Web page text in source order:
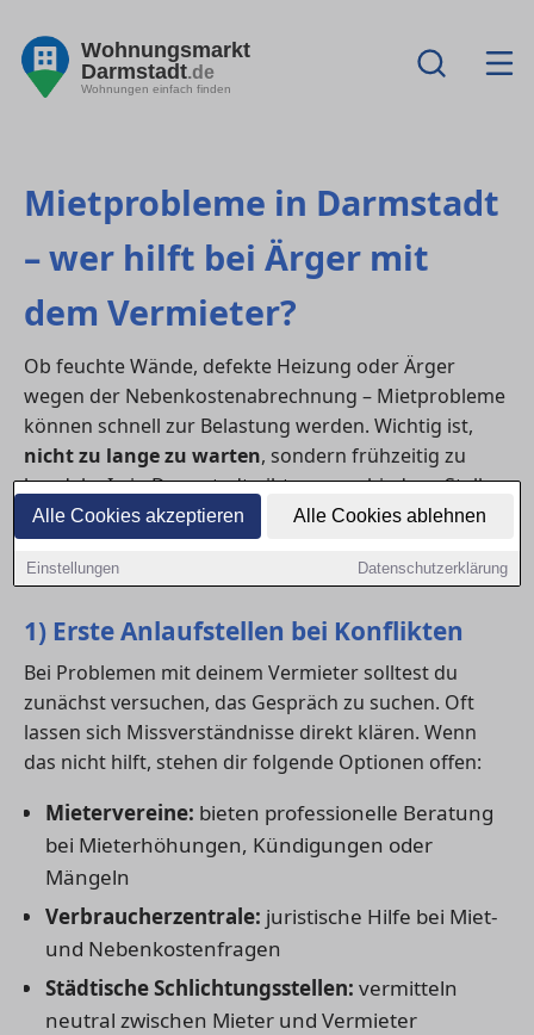
Alle Cookies akzeptieren Alle Cookies ablehnen
Einstellungen Datenschutzerklärung
Wohnungsmarkt
Darmstadt.de
Wohnungen einfach finden
Mietprobleme in Darmstadt
– wer hilft bei Ärger mit
dem Vermieter?
Ob feuchte Wände, defekte Heizung oder Ärger
wegen der Nebenkostenabrechnung – Mietprobleme
können schnell zur Belastung werden. Wichtig ist,
nicht zu lange zu warten, sondern frühzeitig zu
handeln. In in Darmstadt gibt es verschiedene Stellen,
die Mieter:innen bei rechtlichen und praktischen
Fragen unterstützen – von der kostenlosen
Erstberatung bis zur anwaltlichen Vertretung.
1) Erste Anlaufstellen bei Konflikten
Bei Problemen mit deinem Vermieter solltest du
zunächst versuchen, das Gespräch zu suchen. Oft
lassen sich Missverständnisse direkt klären. Wenn
das nicht hilft, stehen dir folgende Optionen offen:
Mietervereine: bieten professionelle Beratung
bei Mieterhöhungen, Kündigungen oder
Mängeln
Verbraucherzentrale: juristische Hilfe bei Miet-
und Nebenkostenfragen
Städtische Schlichtungsstellen: vermitteln
neutral zwischen Mieter und Vermieter